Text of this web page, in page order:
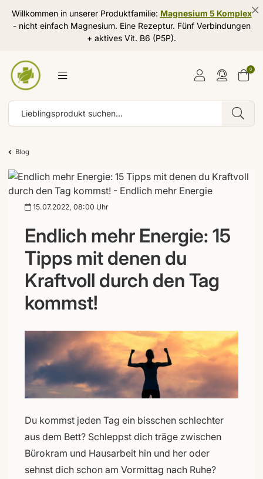
Willkommen in unserer Produktfamilie: Magnesium 5 Komplex
- nicht einfach Magnesium. Eine Rezeptur. Fünf Verbindungen
+ aktives Vit. B6 (P5P).
0
Blog
Endlich mehr Energie: 15
Tipps mit denen du
Kraftvoll durch den Tag
kommst!
15.07.2022, 08:00 Uhr
Du kommst jeden Tag ein bisschen schlechter
aus dem Bett? Schleppst dich träge zwischen
Bürokram und Hausarbeit hin und her oder
sehnst dich schon am Vormittag nach Ruhe?